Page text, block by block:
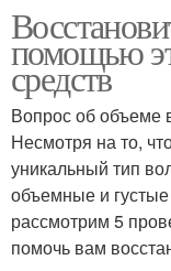
помощью
средств
Вопрос об объеме
Несмотря на то,
уникальный тип
объемные и
рассмотрим 5
помочь вам